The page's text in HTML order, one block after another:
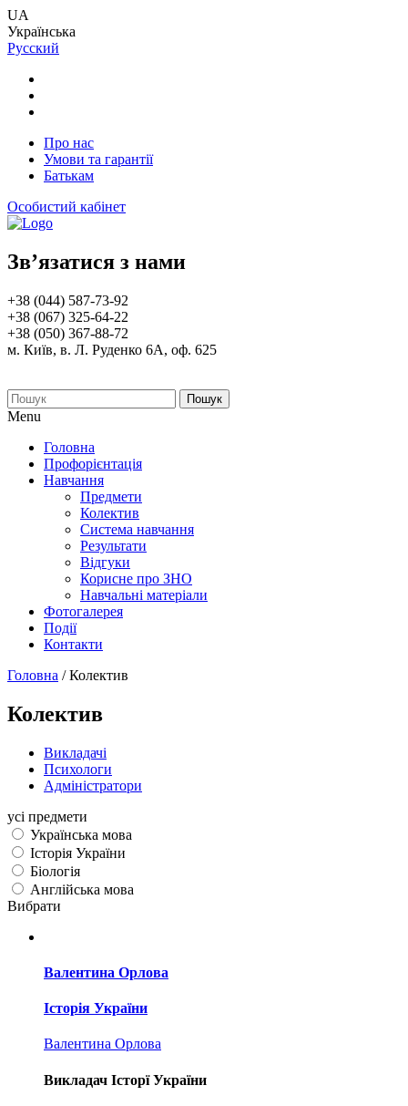
UA
Українська
Русский
Про нас
Умови та гарантії
Батькам
Особистий кабінет
Зв’язатися з нами
+38 (044) 587-73-92
+38 (067) 325-64-22
+38 (050) 367-88-72
м. Київ, в. Л. Руденко 6А, оф. 625
Пошук
Menu
Головна
Профорієнтація
Навчання
Предмети
Колектив
Система навчання
Результати
Відгуки
Корисне про ЗНО
Навчальні матеріали
Фотогалерея
Події
Контакти
Головна /Колектив
Колектив
Викладачі
Психологи
Адміністратори
усі предмети
Українська мова
Історія України
Біологія
Англійська мова
Вибрати
Валентина Орлова
Історія України
Валентина Орлова
Викладач Історї України